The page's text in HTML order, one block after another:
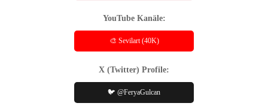
YouTube Kanäle:
🎨 Sevilart (40K)
X (Twitter) Profile:
🐦 @FeryaGulcan